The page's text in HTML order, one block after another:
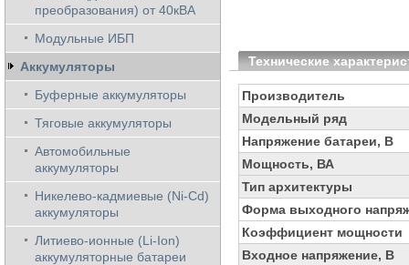
Технические
Производитель
Модельный ряд
Напряжение батареи, В
Мощность, ВА
Тип архитектуры
Форма выходного
Коэффициент мощности
Входное напряжение, В
преобразования) от 40кВА
Модульные ИБП
Аккумуляторы
Буферные аккумуляторы
Тяговые аккумуляторы
Автомобильные
аккумуляторы
Никелево-кадмиевые (Ni-Cd)
аккумуляторы
Литиево-ионные (Li-Ion)
аккумуляторные батареи